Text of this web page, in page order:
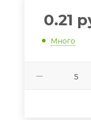
0.21
Много